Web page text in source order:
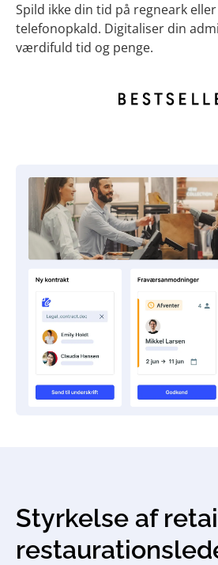
Spild ikke din tid på regneark
telefonopkald. Digitaliser din
værdifuld tid og penge.
Styrkelse af